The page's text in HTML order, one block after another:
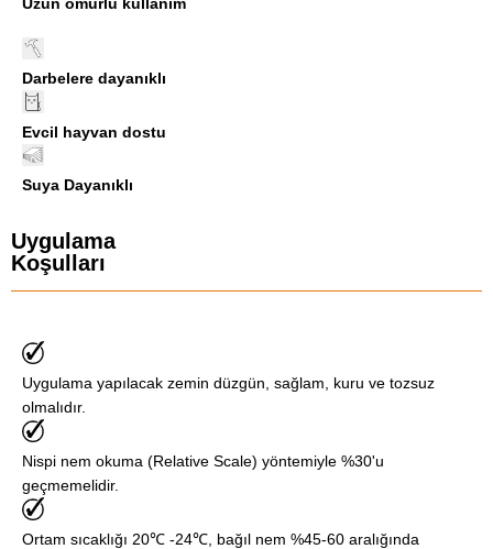
Darbelere dayanıklı
Evcil hayvan dostu
Suya Dayanıklı
Uygulama
Koşulları
Uygulama yapılacak zemin düzgün, sağlam, kuru ve tozsuz
olmalıdır.
Nispi nem okuma (Relative Scale) yöntemiyle %30'u
geçmemelidir.
Ortam sıcaklığı 20℃ -24℃, bağıl nem %45-60 aralığında